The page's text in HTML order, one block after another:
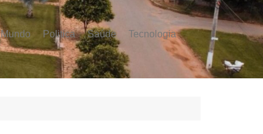
Mundo Politica Saúde Tecnologia